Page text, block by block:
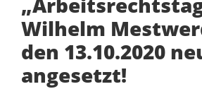
Wilhelm
den 13.10.2020
angesetzt!